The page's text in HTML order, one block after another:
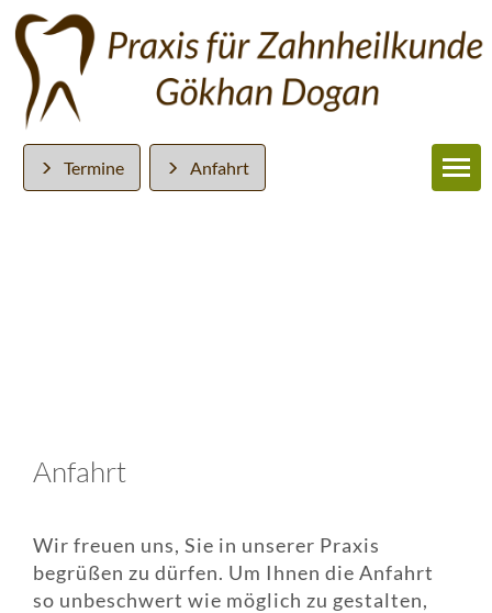
Termine Anfahrt
Anfahrt
Wir freuen uns, Sie in unserer Praxis
begrüßen zu dürfen. Um Ihnen die Anfahrt
so unbeschwert wie möglich zu gestalten,